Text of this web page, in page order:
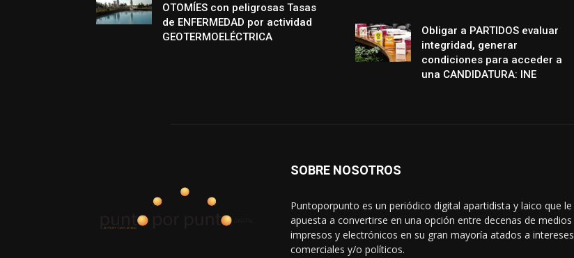
OTOMÍES con peligrosas Tasas
de ENFERMEDAD por actividad
GEOTERMOELÉCTRICA
Obligar a PARTIDOS evaluar
integridad, generar
condiciones para acceder a
una CANDIDATURA: INE
SOBRE NOSOTROS
Puntoporpunto es un periódico digital apartidista y laico que le
apuesta a convertirse en una opción entre decenas de medios
impresos y electrónicos en su gran mayoría atados a intereses
comerciales y/o políticos.